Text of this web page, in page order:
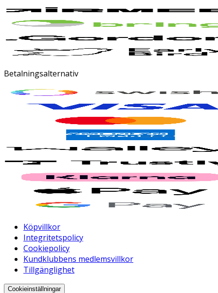
Betalningsalternativ
Köpvillkor
Integritetspolicy
Cookiepolicy
Kundklubbens medlemsvillkor
Tillgänglighet
Cookieinställningar